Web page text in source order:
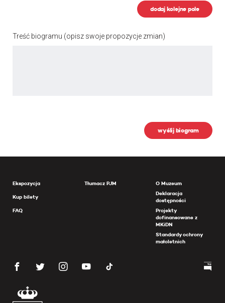
dodaj kolejne pole
Treść biogramu (opisz swoje propozycje zmian)
wyślij biogram
Ekspozycja
Kup bilety
FAQ
Tłumacz PJM
O Muzeum
Deklaracja
dostępności
Projekty
dofinansowane z
MKiDN
Standardy ochrony
małoletnich